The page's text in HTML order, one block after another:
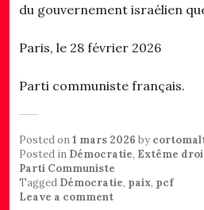
du gouvernement israélien
Paris, le 28 février 2026
Parti communiste français.
Posted on1 mars 2026 by
Posted in Démocratie, Extême
Parti Communiste
Tagged Démocratie, paix, pcf
Leave a comment